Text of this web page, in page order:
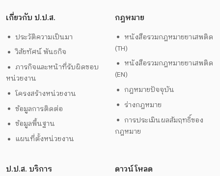
เกี่ยวกับ ป.ป.ส.
ประวัติความเป็นมา
วิสัยทัศน์ พันธกิจ
ภารกิจและหน้าที่รับผิดชอบ
หน่วยงาน
โครงสร้างหน่วยงาน
ข้อมูลการติดต่อ
ข้อมูลพื้นฐาน
แผนที่ตั้งหน่วยงาน
กฎหมาย
หนังสือรวมกฎหมายยาเสพติด
(TH)
หนังสือรวมกฎหมายยาเสพติด
(EN)
กฎหมายปัจจุบัน
ร่างกฎหมาย
การประเมินผลสัมฤทธิ์ของ
กฎหมาย
ป.ป.ส. บริการ ดาวน์โหลด